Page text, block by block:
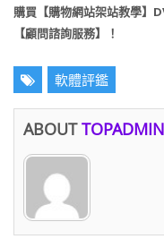
購買【購物網站架站教學】
【顧問諮詢服務】！
軟體評鑑
ABOUT TOPADMIN